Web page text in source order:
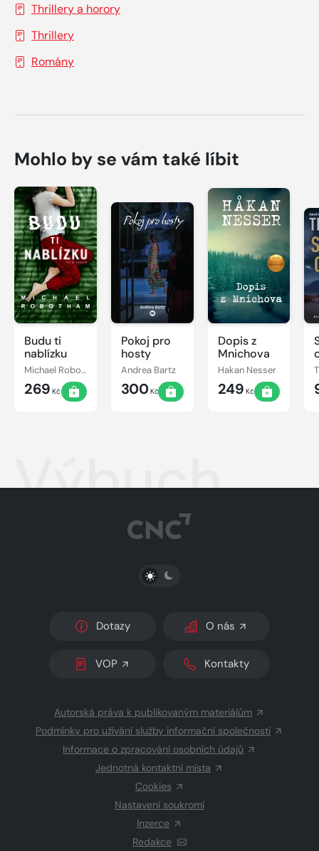
Thrillery a horory
Thrillery
Romány
Mohlo by se vám také líbit
Budu ti
nablízku
Michael Robotham
269 Kč
Pokoj pro
hosty
Andrea Bartz
300Kč
Dopis z
Mnichova
Hakan Nesser
249 Kč
Výbuch
PŘEPNOUT SVĚTLÝ/TMAVÝ REŽIM
Dotazy O nás
VOP Kontakty
Autorská práva k publikovaným materiálům
Podmínky pro užívání služby informační společnosti
Informace o zpracování osobních údajů
Jednotná kontaktní místa
Cookies
Nastavení soukromí
Inzerce
Redakce